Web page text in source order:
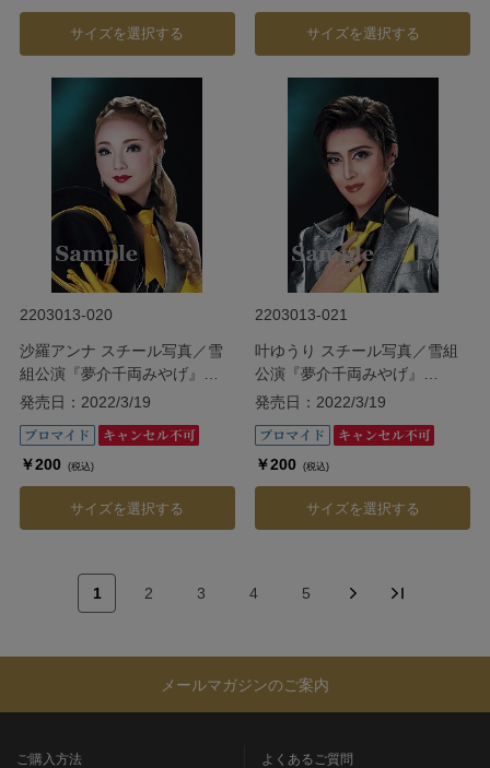
サイズを選択する サイズを選択する
2203013-020
沙羅アンナ スチール写真／雪
組公演『夢介千両みやげ』
『Sensational!』
発売日：2022/3/19
￥200 (税込)
サイズを選択する
2203013-021
叶ゆうり スチール写真／雪組
公演『夢介千両みやげ』
『Sensational!』
発売日：2022/3/19
￥200 (税込)
サイズを選択する
1 2 3 4 5
メールマガジンのご案内
ご購入方法
よくあるご質問